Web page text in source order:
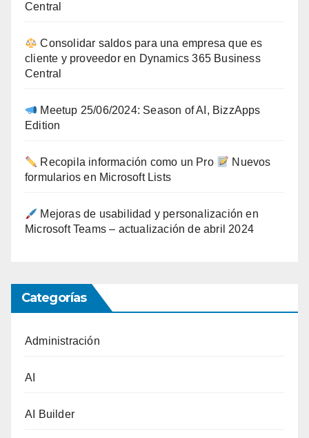
Central
Consolidar saldos para una empresa que es
cliente y proveedor en Dynamics 365 Business
Central
Meetup 25/06/2024: Season of AI, BizzApps
Edition
Recopila información como un Pro
Nuevos
formularios en Microsoft Lists
Mejoras de usabilidad y personalización en
Microsoft Teams – actualización de abril 2024
Categorías
Administración
AI
AI Builder